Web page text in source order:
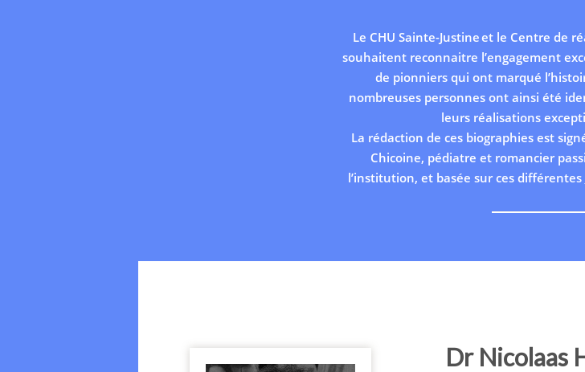
Le CHU Sainte-Justine et le Centre de
souhaitent reconnaitre l’engagement
de pionniers qui ont marqué
nombreuses personnes ont ainsi été
leurs réalisations
La rédaction de ces biographies est
Chicoine, pédiatre et romancier
l’institution, et basée sur ces différentes
Dr Nicolaas